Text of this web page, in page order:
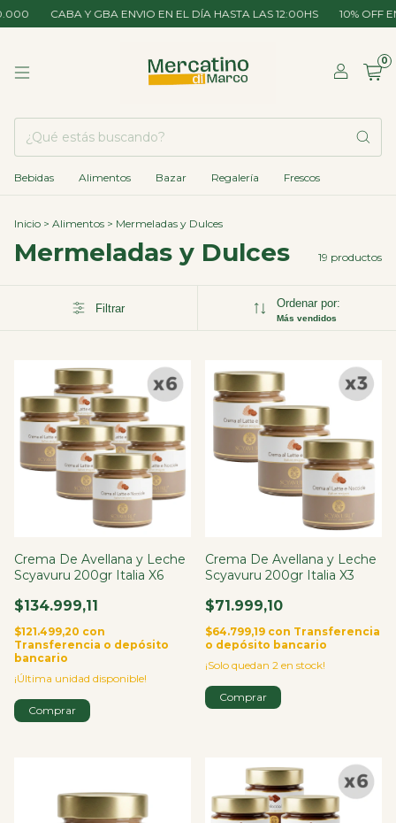
CABA Y GBA ENVIO EN EL DÍA HASTA LAS 12:00HS 10% OFF EN
0
Bebidas Alimentos Bazar Regalería Frescos
Inicio > Alimentos > Mermeladas y Dulces
Mermeladas y Dulces 19 productos
Filtrar Ordenar por:
Más vendidos
Crema De Avellana y Leche
Scyavuru 200gr Italia X6
$134.999,11
$121.499,20 con
Transferencia o depósito
bancario
¡Última unidad disponible!
Crema De Avellana y Leche
Scyavuru 200gr Italia X3
$71.999,10
$64.799,19 con Transferencia
o depósito bancario
¡Solo quedan 2 en stock!